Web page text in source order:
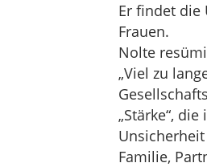
Er findet die
Frauen.
Nolte
„Viel zu
„Stärke“,
Familie,